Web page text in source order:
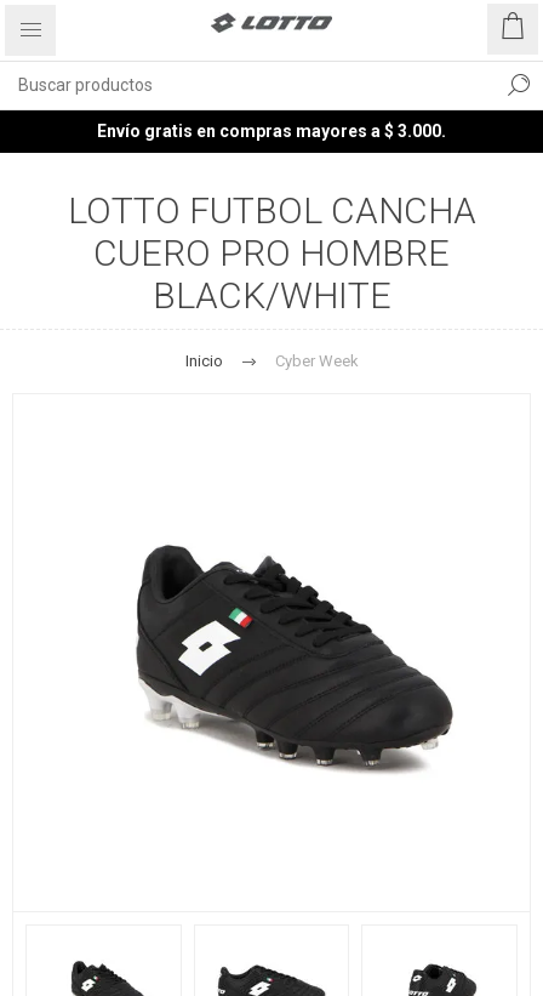
Envío gratis en compras mayores a $ 3.000.
LOTTO FUTBOL CANCHA
CUERO PRO HOMBRE
BLACK/WHITE
Inicio Cyber Week